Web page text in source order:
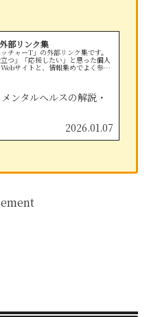
部リンク集
ッチャーT」の外部リンク集です。
つ」「応援したい」と思った個人
サイトと、情報集めでよく参考
ンタルヘルスの解説・
2026.01.07